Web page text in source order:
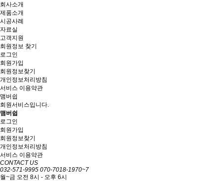
회사소개
제품소개
시공사례
자료실
고객지원
회원정보 찾기
로그인
회원가입
회원정보찾기
개인정보처리방침
서비스 이용약관
맴버쉽
회원서비스입니다.
맴버쉽
로그인
회원가입
회원정보찾기
개인정보처리방침
서비스 이용약관
CONTACT US
032-571-9995 070-7018-1970~7
월~금 오전 8시 - 오후 6시